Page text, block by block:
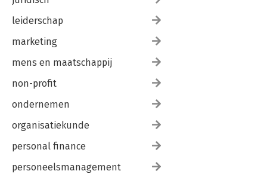
leiderschap
marketing
mens en maatschappij
non-profit
ondernemen
organisatiekunde
personal finance
personeelsmanagement